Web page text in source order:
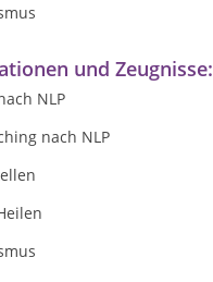
und Zeugnisse:
NLP
nach NLP